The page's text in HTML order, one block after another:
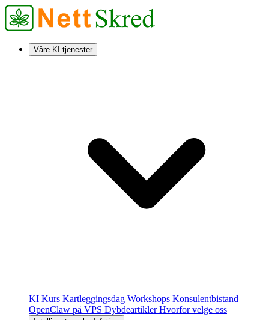
Våre KI tjenester
KI Kurs Kartleggingsdag Workshops Konsulentbistand
OpenClaw på VPS DybdeartiklerHvorfor velge oss